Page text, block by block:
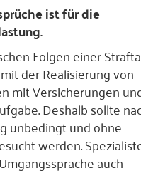
ist für die
Folgen einer
der Realisierung von
mit Versicherungen
Deshalb sollte
unbedingt und ohne
werden.
auch